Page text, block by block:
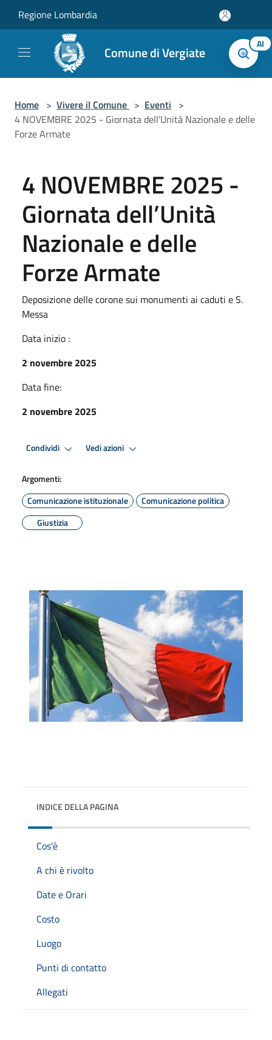
Regione Lombardia
Comune di Vergiate AI
Home > Vivere il Comune > Eventi >
4 NOVEMBRE 2025 - Giornata dell’Unità Nazionale e delle
Forze Armate
4 NOVEMBRE 2025 -
Giornata dell’Unità
Nazionale e delle
Forze Armate
Deposizione delle corone sui monumenti ai caduti e S.
Messa
Data inizio :
2 novembre 2025
Data fine:
2 novembre 2025
Condividi Vedi azioni
Argomenti:
Comunicazione istituzionale
Comunicazione politica
Giustizia
INDICE DELLA PAGINA
Cos'è
A chi è rivolto
Date e Orari
Costo
Luogo
Punti di contatto
Allegati